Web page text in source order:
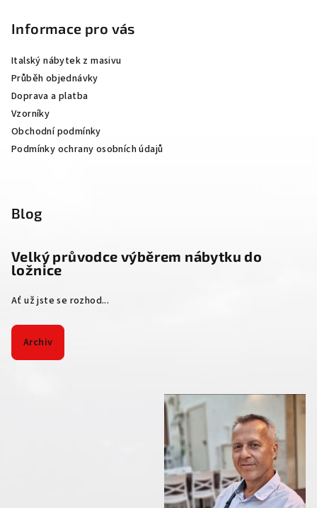
Informace pro vás
Italský nábytek z masivu
Průběh objednávky
Doprava a platba
Vzorníky
Obchodní podmínky
Podmínky ochrany osobních údajů
Blog
Velký průvodce výběrem nábytku do
ložnice
Ať už jste se rozhod...
Archiv